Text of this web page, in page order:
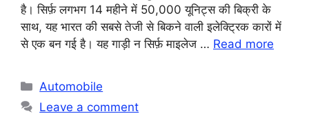
है। सिर्फ़ लगभग 14 महीने में 50,000 यूनिट्स की बिक्री के
साथ, यह भारत की सबसे तेजी से बिकने वाली इलेक्ट्रिक कारों में
से एक बन गई है। यह गाड़ी न सिर्फ़ माइलेज … Read more
Categories
Automobile
Leave a comment